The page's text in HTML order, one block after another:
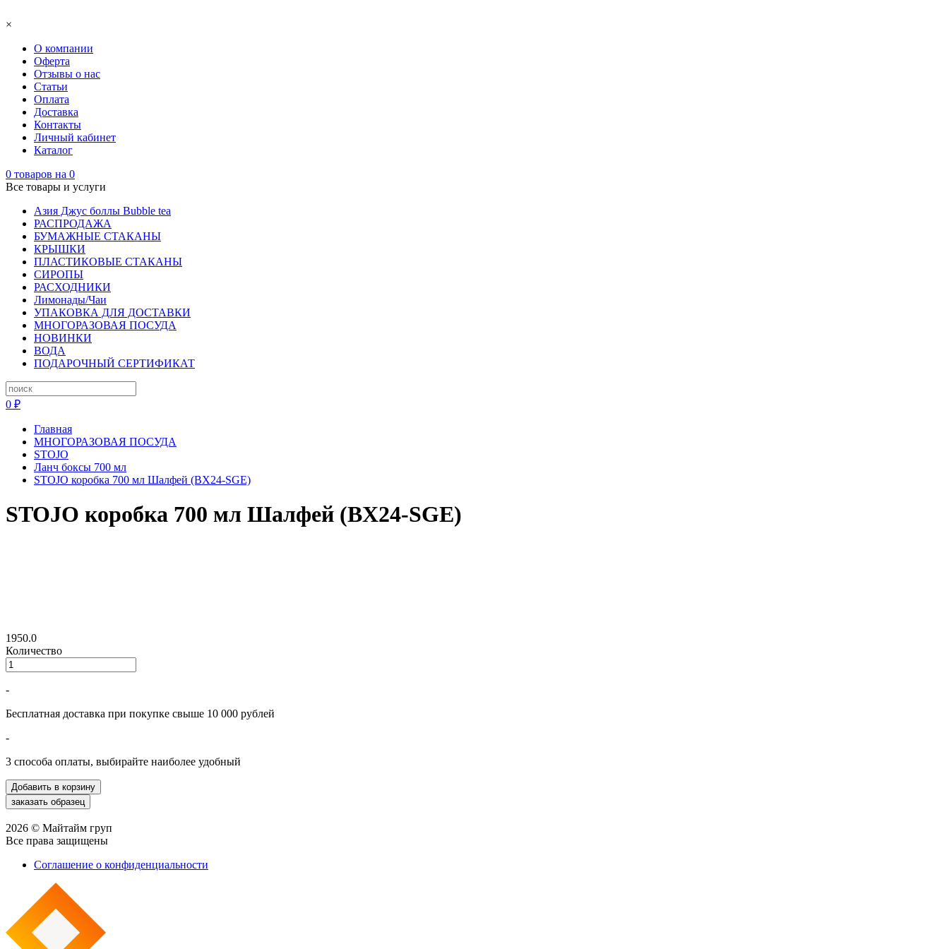
×
О компании
Оферта
Отзывы о нас
Статьи
Оплата
Доставка
Контакты
Личный кабинет
Каталог
0 товаров на 0
Все товары и услуги
Азия Джус боллы Bubble tea
РАСПРОДАЖА
БУМАЖНЫЕ СТАКАНЫ
КРЫШКИ
ПЛАСТИКОВЫЕ СТАКАНЫ
СИРОПЫ
РАСХОДНИКИ
Лимонады/Чаи
УПАКОВКА ДЛЯ ДОСТАВКИ
МНОГОРАЗОВАЯ ПОСУДА
НОВИНКИ
ВОДА
ПОДАРОЧНЫЙ СЕРТИФИКАТ
0 ₽
Главная
МНОГОРАЗОВАЯ ПОСУДА
STOJO
Ланч боксы 700 мл
STOJO коробка 700 мл Шалфей (BX24-SGE)
STOJO коробка 700 мл Шалфей (BX24-SGE)
1950.0
Количество
-
Бесплатная доставка при покупке свыше 10 000 рублей
-
3 способа оплаты, выбирайте наиболее удобный
2026 © Майтайм груп
Все права защищены
Соглашение о конфиденциальности